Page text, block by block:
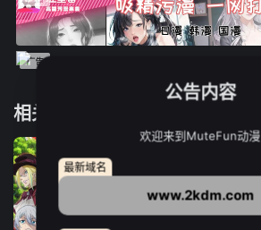
相关推荐
公告内容
欢迎来到MuteFun动漫
最新域名
www.2kdm.com